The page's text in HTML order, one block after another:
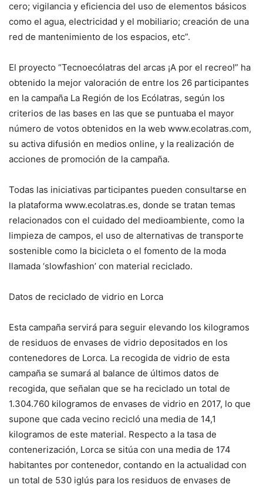
cero; vigilancia y eficiencia del uso de elementos básicos
como el agua, electricidad y el mobiliario; creación de una
red de mantenimiento de los espacios, etc”.
El proyecto “Tecnoecólatras del arcas ¡A por el recreo!” ha
obtenido la mejor valoración de entre los 26 participantes
en la campaña La Región de los Ecólatras, según los
criterios de las bases en las que se puntuaba el mayor
número de votos obtenidos en la web www.ecolatras.com,
su activa difusión en medios online, y la realización de
acciones de promoción de la campaña.
Todas las iniciativas participantes pueden consultarse en
la plataforma www.ecolatras.es, donde se tratan temas
relacionados con el cuidado del medioambiente, como la
limpieza de campos, el uso de alternativas de transporte
sostenible como la bicicleta o el fomento de la moda
llamada ‘slowfashion’ con material reciclado.
Datos de reciclado de vidrio en Lorca
Esta campaña servirá para seguir elevando los kilogramos
de residuos de envases de vidrio depositados en los
contenedores de Lorca. La recogida de vidrio de esta
campaña se sumará al balance de últimos datos de
recogida, que señalan que se ha reciclado un total de
1.304.760 kilogramos de envases de vidrio en 2017, lo que
supone que cada vecino recicló una media de 14,1
kilogramos de este material. Respecto a la tasa de
contenerización, Lorca se sitúa con una media de 174
habitantes por contenedor, contando en la actualidad con
un total de 530 iglús para los residuos de envases de